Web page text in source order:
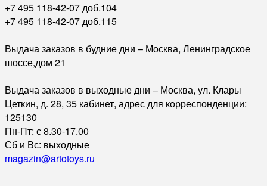
+7 495 118-42-07 доб.104
+7 495 118-42-07 доб.115
Выдача заказов в будние дни – Москва, Ленинградское
шоссе,дом 21
Выдача заказов в выходные дни – Москва, ул. Клары
Цеткин, д. 28, 35 кабинет, адрес для корреспонденции:
125130
Пн-Пт: с 8.30-17.00
Сб и Вс: выходные
magazin@artotoys.ru